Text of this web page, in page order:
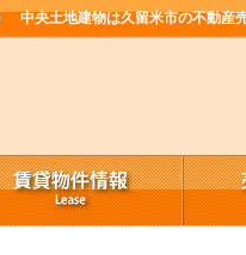
中央土地建物は久留米市の不動産